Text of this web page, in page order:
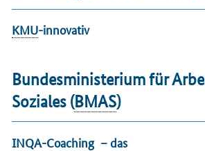
KMU-innovativ
Bundesministerium für
Soziales (BMAS)
INQA-Coaching – das